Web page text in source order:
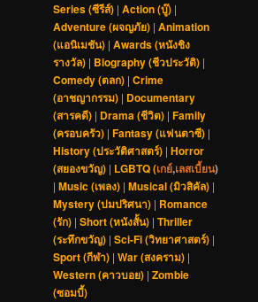
Series (ซีรีส์) | Action (บู๊) |
Adventure (ผจญภัย) | Animation
(แอนิเมชัน) | Awards (หนังชิง
รางวัล) | Biography (ชีวประวัติ) |
Comedy (ตลก) | Crime
(อาชญากรรม) | Documentary
(สารคดี) | Drama (ชีวิต) | Family
(ครอบครัว) | Fantasy (แฟนตาซี) |
History (ประวัติศาสตร์) | Horror
(สยองขวัญ) | LGBTQ (เกย์,เลสเบี้ยน)
| Music (เพลง) | Musical (มิวสิคัล) |
Mystery (ปมปริศนา) | Romance
(รัก) | Short (หนังสั้น) | Thriller
(ระทึกขวัญ) | Sci-Fi (วิทยาศาสตร์) |
Sport (กีฬา) | War (สงคราม) |
Western (คาวบอย) | Zombie
(ซอมบี้)